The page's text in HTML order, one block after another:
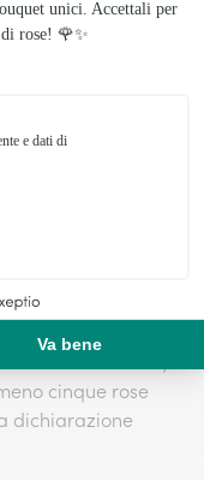
speciale è
tuo bouquet di
alla
Se ne regali
cinque rose
dichiarazione